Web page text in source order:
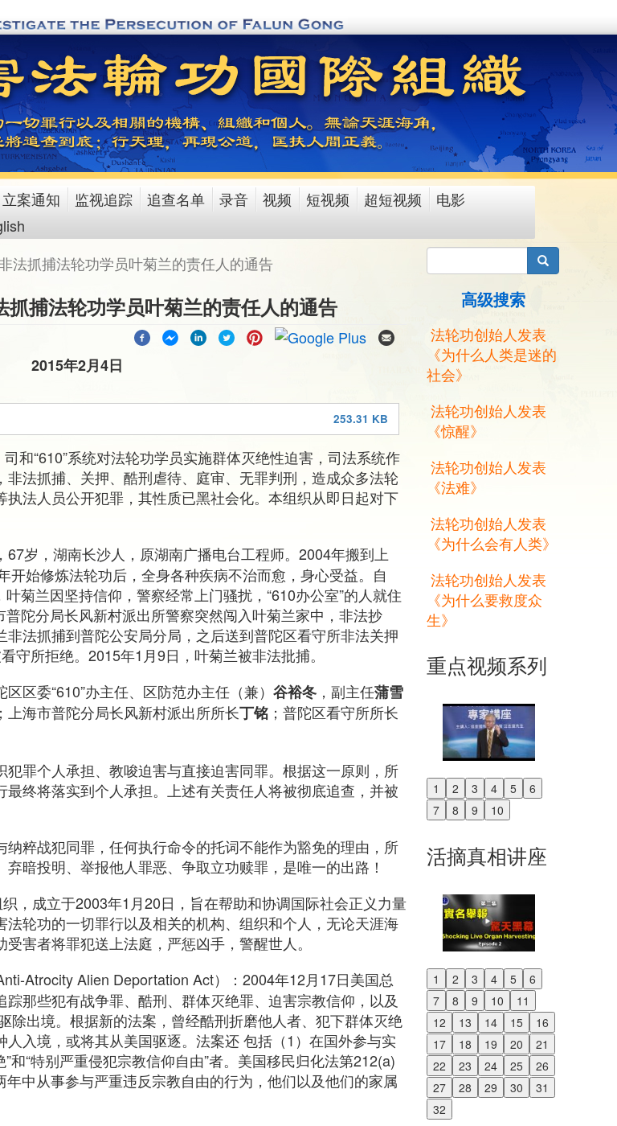
立案通知 监视追踪 追查名单 录音 视频 短视频 超短视频
电影
法抓捕法轮功学员叶菊兰的责任人的通告
抓捕法轮功学员叶菊兰的责任人的通告
2015年2月4日
253.31 KB
和“610”系统对法轮功学员实施群体灭绝性迫害，司法系统作
法抓捕、关押、酷刑虐待、庭审、无罪判刑，造成众多法轮
法人员公开犯罪，其性质已黑社会化。本组织从即日起对下
67岁，湖南长沙人，原湖南广播电台工程师。2004年搬到上
开始修炼法轮功后，全身各种疾病不治而愈，身心受益。自
菊兰因坚持信仰，警察经常上门骚扰，“610办公室”的人就住
陀分局长风新村派出所警察突然闯入叶菊兰家中，非法抄
法抓捕到普陀公安局分局，之后送到普陀区看守所非法关押
守所拒绝。2015年1月9日，叶菊兰被非法批捕。
区区委“610”办主任、区防范办主任（兼） 谷裕冬 ，副主任蒲雪
；上海市普陀分局长风新村派出所所长丁铭 ；普陀区看守所所长
罪个人承担、教唆迫害与直接迫害同罪。根据这一原则，所
终将落实到个人承担。上述有关责任人将被彻底追查，并被
粹战犯同罪，任何执行命令的托词不能作为豁免的理由，所
暗投明、举报他人罪恶、争取立功赎罪，是唯一的出路！
，成立于2003年1月20日，旨在帮助和协调国际社会正义力量
轮功的一切罪行以及相关的机构、组织和个人，无论天涯海
害者将罪犯送上法庭，严惩凶手，警醒世人。
Atrocity Alien Deportation Act）：2004年12月17日美国总
那些犯有战争罪、酷刑、群体灭绝罪、迫害宗教信仰，以及
除出境。根据新的法案，曾经酷刑折磨他人者、犯下群体灭绝
入境，或将其从美国驱逐。法案还 包括（1）在国外参与实
和“特别严重侵犯宗教信仰自由”者。美国移民归化法第212(a)
中从事参与严重违反宗教自由的行为，他们以及他们的家属
搜索
高级搜索
法轮功创始人发表
《为什么人类是迷的
社会》
法轮功创始人发表
《惊醒》
法轮功创始人发表
《法难》
法轮功创始人发表
《为什么会有人类》
法轮功创始人发表
《为什么要救度众
生》
重点视频系列
1 2 3 4 5
6
7
8 9 10
Previous
Next
活摘真相讲座
1 2 3 4 5
6
7
8 9 10
11
12
13 14 15
16
17
18 19 20
21
22
23 24 25
26
27
28 29 30
31
32
Previous
Next